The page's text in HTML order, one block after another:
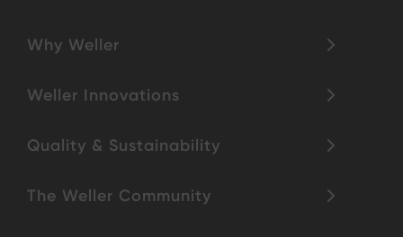
Why Weller
Weller Innovations
Quality & Sustainability
The Weller Community